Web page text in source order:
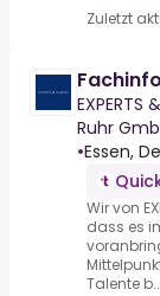
Zuletzt
Ruhr
•Essen,
Wir von
dass es
Talente